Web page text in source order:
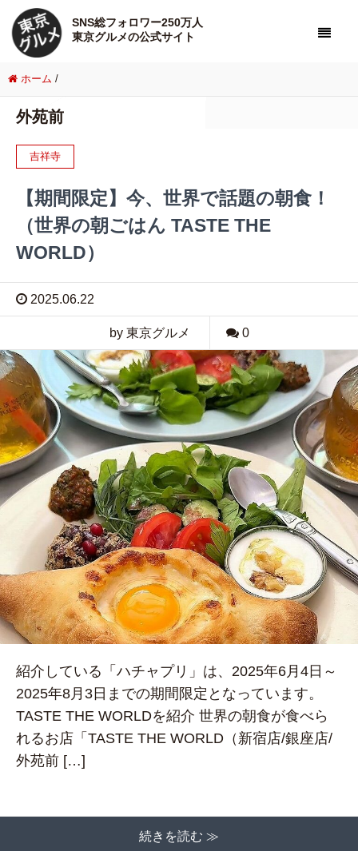
SNS総フォロワー250万人
東京グルメの公式サイト
ホーム /
外苑前
吉祥寺
【期間限定】今、世界で話題の朝食！
（世界の朝ごはん TASTE THE
WORLD）
2025.06.22
by 東京グルメ 0
紹介している「ハチャプリ」は、2025年6月4日～
2025年8月3日までの期間限定となっています。
TASTE THE WORLDを紹介 世界の朝食が食べら
れるお店「TASTE THE WORLD（新宿店/銀座店/
外苑前 […]
続きを読む ≫